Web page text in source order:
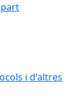
i d'altres